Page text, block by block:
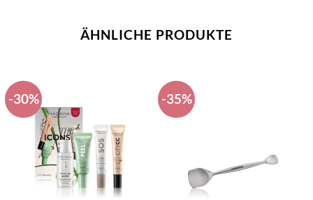
ÄHNLICHE PRODUKTE
-30% -35%